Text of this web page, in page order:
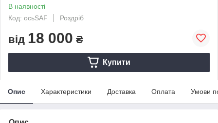
В наявності
Код: осьSAF
Роздріб
від 18 000 ₴
Купити
Опис Характеристики Доставка Оплата Умови